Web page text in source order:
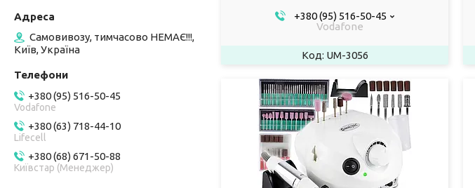
+380 (95) 516-50-45
Vodafone
UM-3056
Самовивозу, тимчасово НЕМАЄ!!!,
Київ, Україна
+380 (95) 516-50-45
Vodafone
+380 (63) 718-44-10
Lifecell
+380 (68) 671-50-88
Київстар (Менеджер)